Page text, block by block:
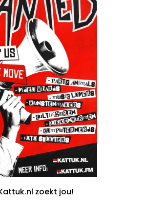
zoekt jou!